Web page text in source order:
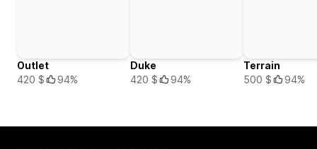
Outlet
420 $
94%
Duke
420 $
94%
Terrain
500 $
94%